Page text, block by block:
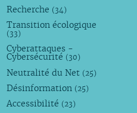
Recherche (34)
Transition écologique
(33)
Cyberattaques -
Cybersécurité (30)
Neutralité du Net (25)
Désinformation (25)
Accessibilité (23)